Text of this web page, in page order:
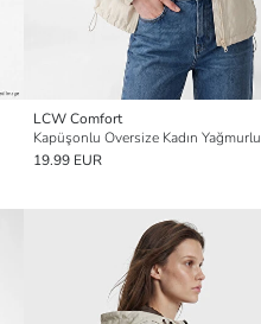
LCW Comfort
Kapüşonlu Oversize Kadın
19.99 EUR